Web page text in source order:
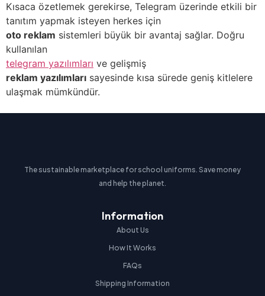
Kısaca özetlemek gerekirse, Telegram üzerinde etkili bir
tanıtım yapmak isteyen herkes için
oto reklam sistemleri büyük bir avantaj sağlar. Doğru
kullanılan
telegram yazılımları ve gelişmiş
reklam yazılımları sayesinde kısa sürede geniş kitlelere
ulaşmak mümkündür.
The sustainable marketplace for school uniforms. Save money
and help the planet.
Information
About Us
How It Works
FAQs
Shipping Information